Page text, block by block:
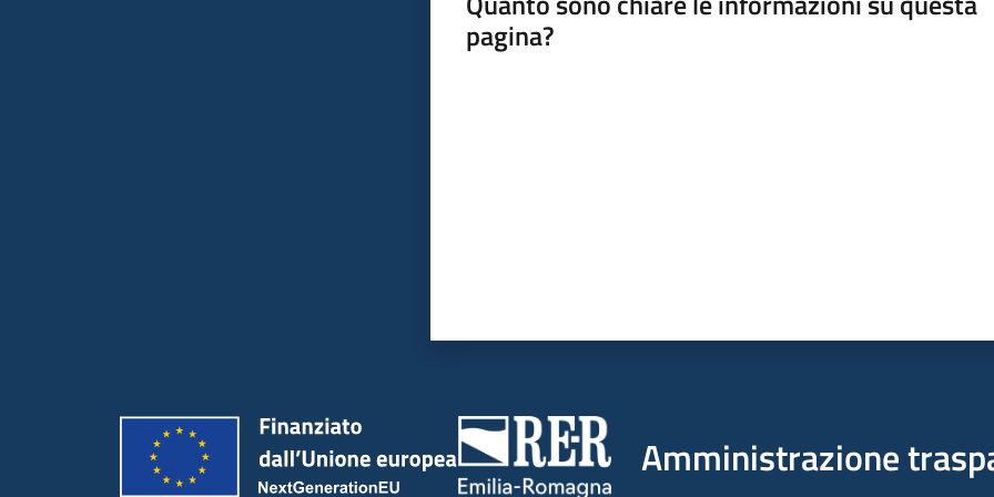
pagina?
Amministrazione